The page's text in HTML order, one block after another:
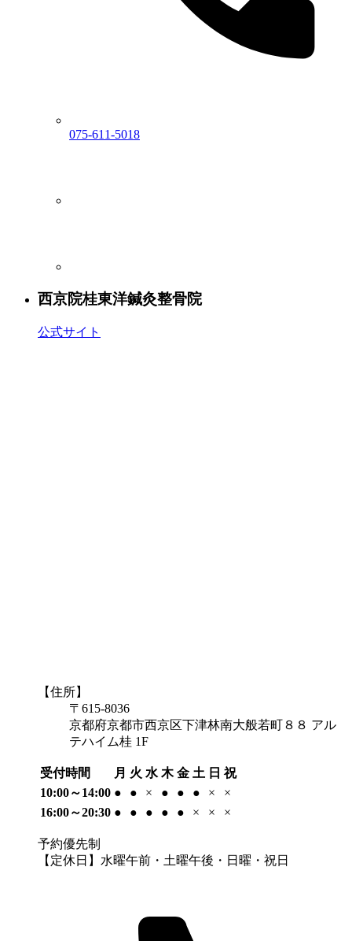
075-611-5018
西京院桂東洋鍼灸整骨院
公式サイト
【住所】
〒615-8036
京都府京都市西京区下津林南大般若町８８ アル
テハイム桂 1F
受付時間 月 火 水 木 金 土 日 祝
10:00～14:00 ● ● × ● ● ● ×
×
16:00～20:30 ● ● ● ● ● × × ×
予約優先制
【定休日】水曜午前・土曜午後・日曜・祝日